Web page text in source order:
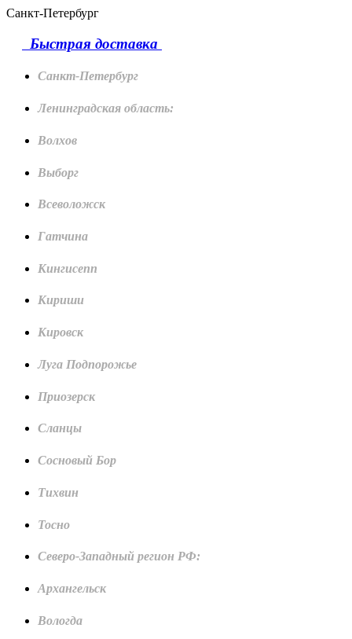
Санкт-Петербург
Быстрая доставка
Санкт-Петербург
Ленинградская область:
Волхов
Выборг
Всеволожск
Гатчина
Кингисепп
Кириши
Кировск
Луга Подпорожье
Приозерск
Сланцы
Сосновый Бор
Тихвин
Тосно
Северо-Западный регион РФ:
Архангельск
Вологда